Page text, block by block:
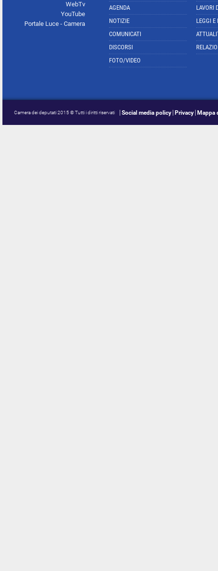
WebTv
YouTube
Portale Luce - Camera
AGENDA
NOTIZIE
COMUNICATI
DISCORSI
FOTO/VIDEO
LAVORI
LEGGI E
Camera dei deputati 2015 © Tutti i diritti riservati Social media policy Privacy Mappa